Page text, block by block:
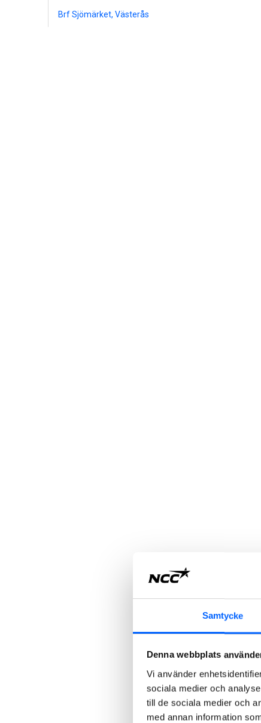
Samtycke
Denna webbplats
Vi använder
sociala medier och
till de sociala medier och
med annan information
Brf Sjömärket, Västerås